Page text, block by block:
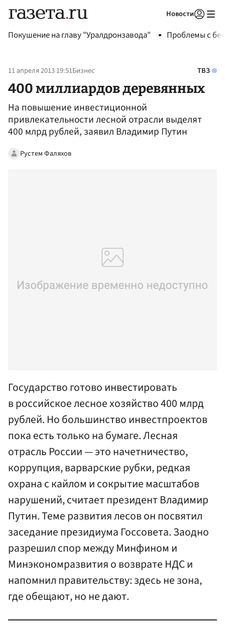
Новости
Покушение на главу "Уралдронзавода" Проблемы с
11 апреля 2013 19:51Бизнес ТВЗ
400 миллиардов деревянных
На повышение инвестиционной
привлекательности лесной отрасли выделят
400 млрд рублей, заявил Владимир Путин
Рустем Фаляхов
Государство готово инвестировать
в российское лесное хозяйство 400 млрд
рублей. Но большинство инвестпроектов
пока есть только на бумаге. Лесная
отрасль России — это начетничество,
коррупция, варварские рубки, редкая
охрана с кайлом и сокрытие масштабов
нарушений, считает президент Владимир
Путин. Теме развития лесов он посвятил
заседание президиума Госсовета. Заодно
разрешил спор между Минфином и
Минэкономразвития о возврате НДС и
напомнил правительству: здесь не зона,
где обещают, но не дают.